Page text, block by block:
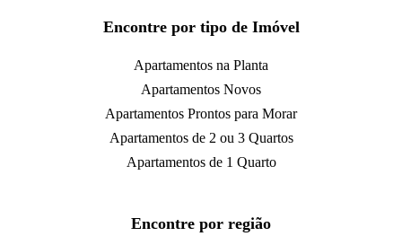
Encontre por tipo de Imóvel
Apartamentos na Planta
Apartamentos Novos
Apartamentos Prontos para Morar
Apartamentos de 2 ou 3 Quartos
Apartamentos de 1 Quarto
Encontre por região